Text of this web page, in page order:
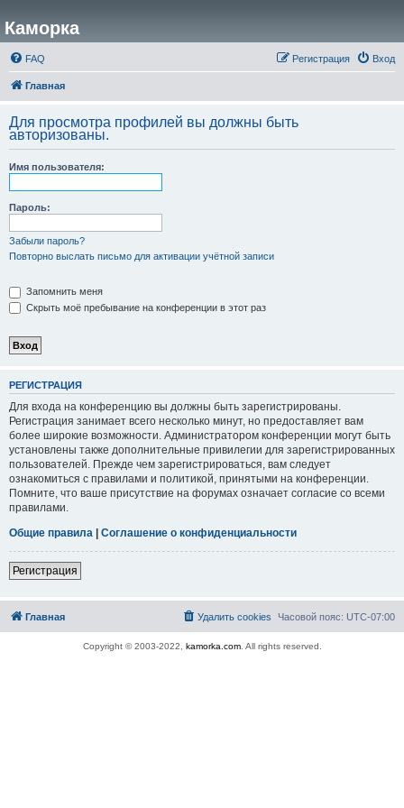
Каморка
FAQ Вход
Регистрация
Главная
Для просмотра профилей вы должны быть
авторизованы.
Имя пользователя:
Пароль:
Забыли пароль?
Повторно выслать письмо для активации учётной записи
Запомнить меня
Скрыть моё пребывание на конференции в этот раз
РЕГИСТРАЦИЯ
Для входа на конференцию вы должны быть зарегистрированы.
Регистрация занимает всего несколько минут, но предоставляет вам
более широкие возможности. Администратором конференции могут быть
установлены также дополнительные привилегии для зарегистрированных
пользователей. Прежде чем зарегистрироваться, вам следует
ознакомиться с правилами и политикой, принятыми на конференции.
Помните, что ваше присутствие на форумах означает согласие со всеми
правилами.
Общие правила | Соглашение о конфиденциальности
Регистрация
Главная Часовой пояс: UTC-07:00
Удалить cookies
Copyright © 2003-2022, kamorka.com. All rights reserved.